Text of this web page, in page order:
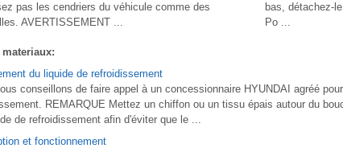
pas les cendriers du véhicule comme des
AVERTISSEMENT ...
bas, détachez-
Po ...
du liquide de refroidissement
conseillons de faire appel à un concessionnaire HYUNDAI agréé
REMARQUE Mettez un chiffon ou un tissu épais autour du
de refroidissement afin d'éviter que le ...
et fonctionnement